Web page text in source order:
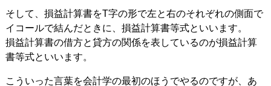
そして、損益計算書をT字の形で左と右のそれぞれの側面で
イコールで結んだときに、損益計算書等式といいます。
損益計算書の借方と貸方の関係を表しているのが損益計算
書等式といいます。
こういった言葉を会計学の最初のほうでやるのですが、あ